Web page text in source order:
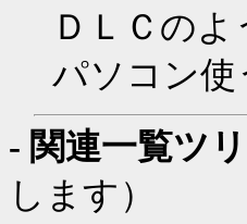
ＤＬＣの
パソコン
- 関連一覧ツ
します）